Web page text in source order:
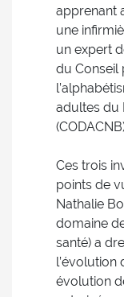
apprenant
une
un expert
du Conseil
adultes du
Ces trois
points de
Nathalie
domaine
santé) a
l’évolution
évolution